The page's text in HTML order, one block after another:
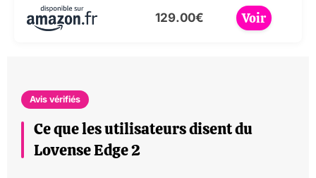
129.00€ Voir
Avis vérifiés
Ce que les utilisateurs disent du
Lovense Edge 2